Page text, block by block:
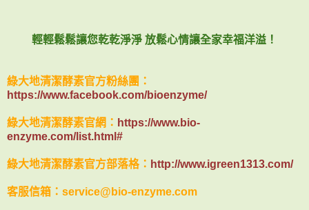
輕輕鬆鬆讓您乾乾淨淨 放鬆心情讓全家幸福洋溢！
綠大地清潔酵素官方粉絲團：
https://www.facebook.com/bioenzyme/
綠大地清潔酵素官網： https://www.bio-
enzyme.com/list.html#
綠大地清潔酵素官方部落格： http://www.igreen1313.com/
客服信箱：service@bio-enzyme.com